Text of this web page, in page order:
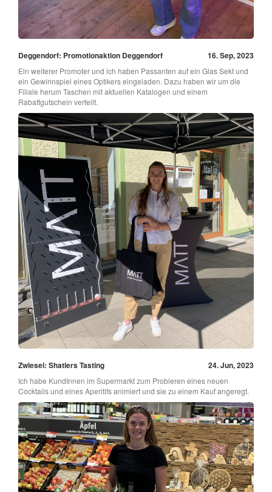
Deggendorf: Promotionaktion Deggendorf 16. Sep, 2023
Ein weiterer Promoter und ich haben Passanten auf ein Glas Sekt und
ein Gewinnspiel eines Optikers eingeladen. Dazu haben wir um die
Filiale herum Taschen mit aktuellen Katalogen und einem
Rabattgutschein verteilt.
Zwiesel: Shatlers Tasting 24. Jun, 2023
Ich habe KundInnen im Supermarkt zum Probieren eines neuen
Cocktails und eines Aperitifs animiert und sie zu einem Kauf angeregt.